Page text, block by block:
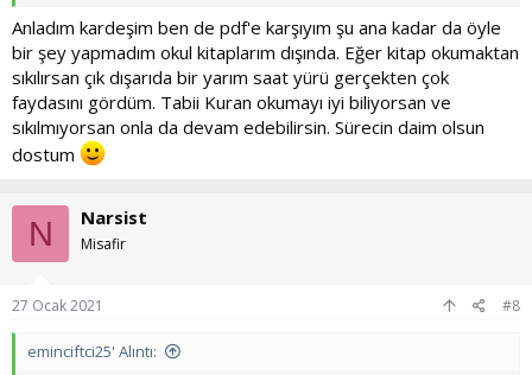
Anladım kardeşim ben de pdf'e karşıyım şu ana kadar da öyle
bir şey yapmadım okul kitaplarım dışında. Eğer kitap okumaktan
sıkılırsan çık dışarıda bir yarım saat yürü gerçekten çok
faydasını gördüm. Tabii Kuran okumayı iyi biliyorsan ve
sıkılmıyorsan onla da devam edebilirsin. Sürecin daim olsun
dostum
N Narsist
Misafir
27 Ocak 2021 #8
eminciftci25' Alıntı: